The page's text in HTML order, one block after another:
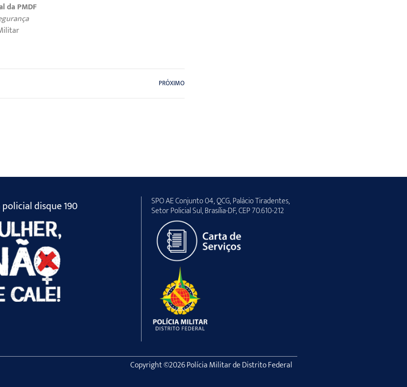
da PMDF
PRÓXIMO
disque 190 SPO AE Conjunto 04, QCG, Palácio Tiradentes,
Setor Policial Sul, Brasília-DF, CEP 70.610-212
Copyright ©2026 Polícia Militar de Distrito Federal